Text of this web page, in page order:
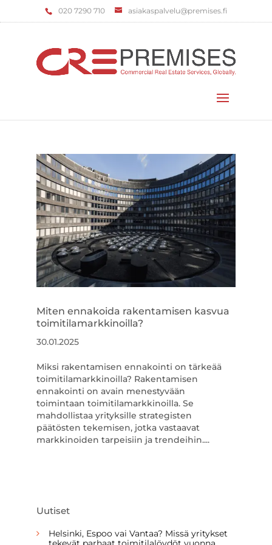
‌020 7290 710 asiakaspalvelu@premises.fi
Miten ennakoida rakentamisen kasvua
toimitilamarkkinoilla?
30.01.2025
Miksi rakentamisen ennakointi on tärkeää
toimitilamarkkinoilla? Rakentamisen
ennakointi on avain menestyvään
toimintaan toimitilamarkkinoilla. Se
mahdollistaa yrityksille strategisten
päätösten tekemisen, jotka vastaavat
markkinoiden tarpeisiin ja trendeihin....
Uutiset
Helsinki, Espoo vai Vantaa? Missä yritykset